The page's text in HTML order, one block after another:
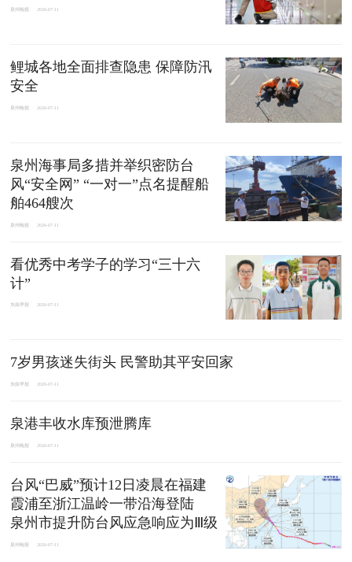
泉州晚报 2026-07-11
鲤城各地全面排查隐患 保障防汛
安全
泉州晚报 2026-07-11
泉州海事局多措并举织密防台
风“安全网” “一对一”点名提醒船
舶464艘次
泉州晚报 2026-07-11
看优秀中考学子的学习“三十六
计”
东南早报 2026-07-11
7岁男孩迷失街头 民警助其平安回家
东南早报 2026-07-11
泉港丰收水库预泄腾库
泉州晚报 2026-07-11
台风“巴威”预计12日凌晨在福建
霞浦至浙江温岭一带沿海登陆
泉州市提升防台风应急响应为Ⅲ级
泉州晚报 2026-07-11